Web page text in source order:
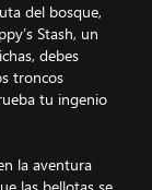
del bosque,
Stash, un
debes
troncos
tu ingenio
la aventura